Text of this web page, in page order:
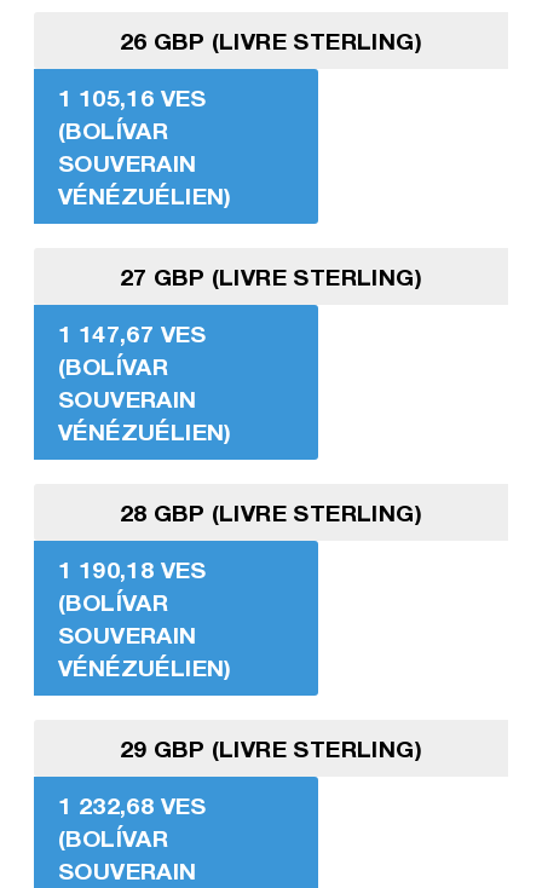
26 GBP (LIVRE STERLING)
1 105,16 VES
(BOLÍVAR
SOUVERAIN
VÉNÉZUÉLIEN)
27 GBP (LIVRE STERLING)
1 147,67 VES
(BOLÍVAR
SOUVERAIN
VÉNÉZUÉLIEN)
28 GBP (LIVRE STERLING)
1 190,18 VES
(BOLÍVAR
SOUVERAIN
VÉNÉZUÉLIEN)
29 GBP (LIVRE STERLING)
1 232,68 VES
(BOLÍVAR
SOUVERAIN